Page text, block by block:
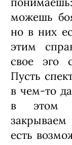
тебя
заметишь
Театр
может